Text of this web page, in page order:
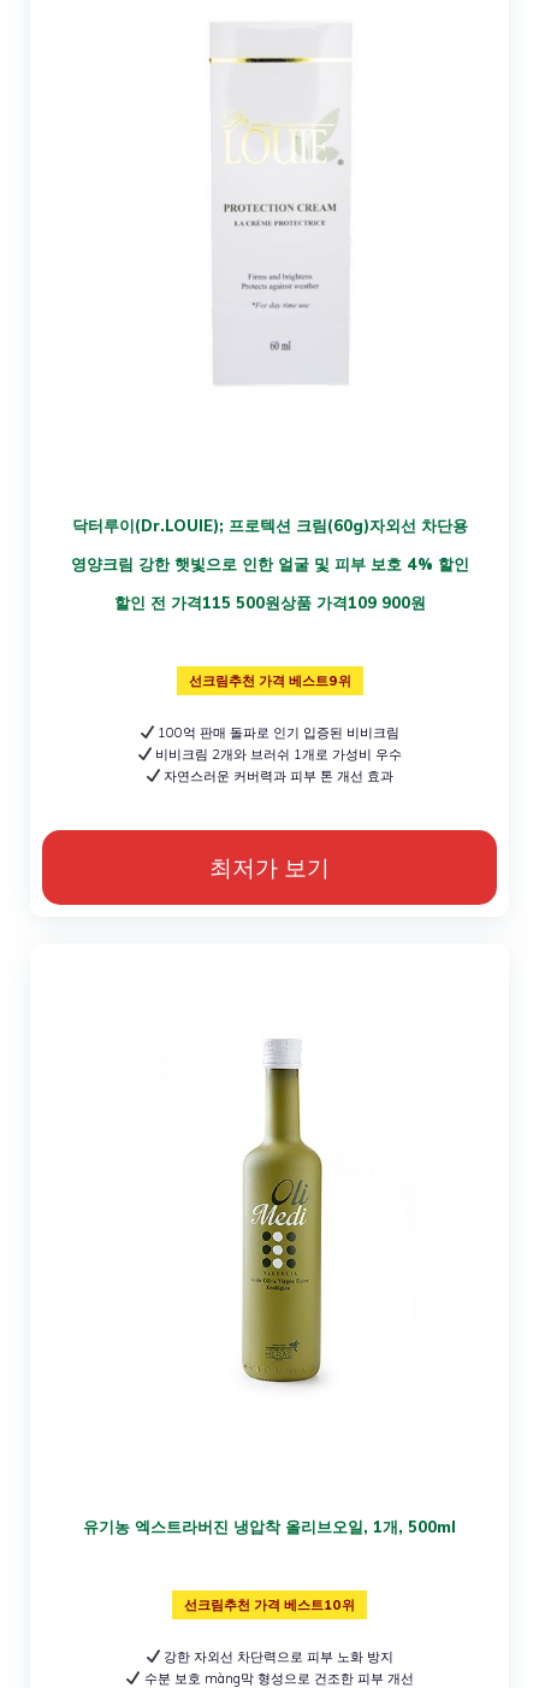
닥터루이(Dr.LOUIE); 프로텍션 크림(60g)자외선 차단용
영양크림 강한 햇빛으로 인한 얼굴 및 피부 보호 4% 할인
할인 전 가격115 500원상품 가격109 900원
선크림추천 가격 베스트9위
100억 판매 돌파로 인기 입증된 비비크림
비비크림 2개와 브러쉬 1개로 가성비 우수
자연스러운 커버력과 피부 톤 개선 효과
최저가 보기
유기농 엑스트라버진 냉압착 올리브오일, 1개, 500ml
선크림추천 가격 베스트10위
강한 자외선 차단력으로 피부 노화 방지
수분 보호 màng막 형성으로 건조한 피부 개선